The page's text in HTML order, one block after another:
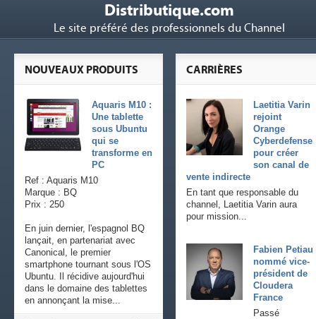
Distributique.com
Le site préféré des professionnels du Channel
CARRIÈRES
Laetitia Varin
rejoint
Orange
Cyberdefense
pour créer
son canal de
vente indirecte
En tant que responsable du
channel, Laetitia Varin aura
pour mission...
Fabien Petiau
nommé vice-
président de
Cloudera
France
Passé
NOUVEAUX PRODUITS
Aquaris M10 :
Une tablette
sous Ubuntu
qui se
transforme en
PC
Ref : Aquaris M10
Marque : BQ
Prix : 250
En juin dernier, l'espagnol BQ
lançait, en partenariat avec
Canonical, le premier
smartphone tournant sous l'OS
Ubuntu. Il récidive aujourd'hui
dans le domaine des tablettes
en annonçant la mise...